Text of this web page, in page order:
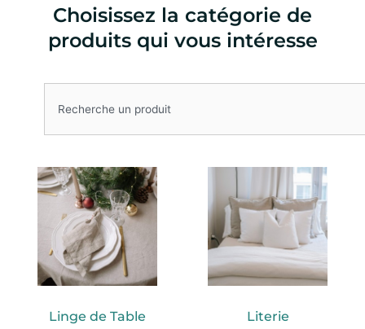
Choisissez la catégorie de
produits qui vous intéresse
Linge de Table Literie